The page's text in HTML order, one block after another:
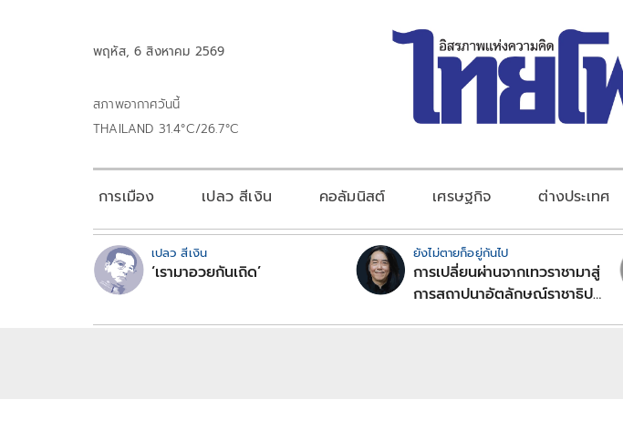
พฤหัส, 6 สิงหาคม 2569
สภาพอากาศวันนี้
THAILAND 31.4°C/26.7°C
การเมือง เปลว สีเงิน คอลัมนิสต์ เศรษฐกิจ ต่างประเทศ
เปลว สีเงิน
‘เรามาอวยกันเถิด’
ยังไม่ตายก็อยู่กันไป
การเปลี่ยนผ่านจากเทวราชามาสู่
การสถาปนาอัตลักษณ์ราชาธิป